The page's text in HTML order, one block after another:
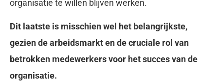
organisatie te willen blijven werken.
Dit laatste is misschien wel het belangrijkste,
gezien de arbeidsmarkt en de cruciale rol van
betrokken medewerkers voor het succes van de
organisatie.